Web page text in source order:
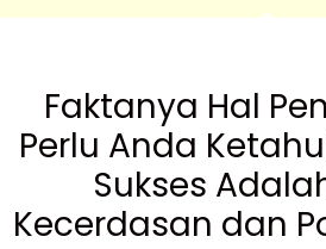
Faktanya Hal
Perlu Anda
Sukses
Kecerdasan dan